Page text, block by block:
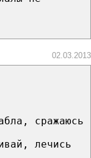
02.03.2013
сражаюсь
лечись